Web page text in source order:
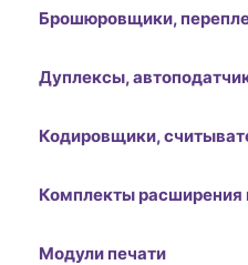
Брошюровщики,
Дуплексы,
Кодировщики,
Комплекты расширения
Модули печати